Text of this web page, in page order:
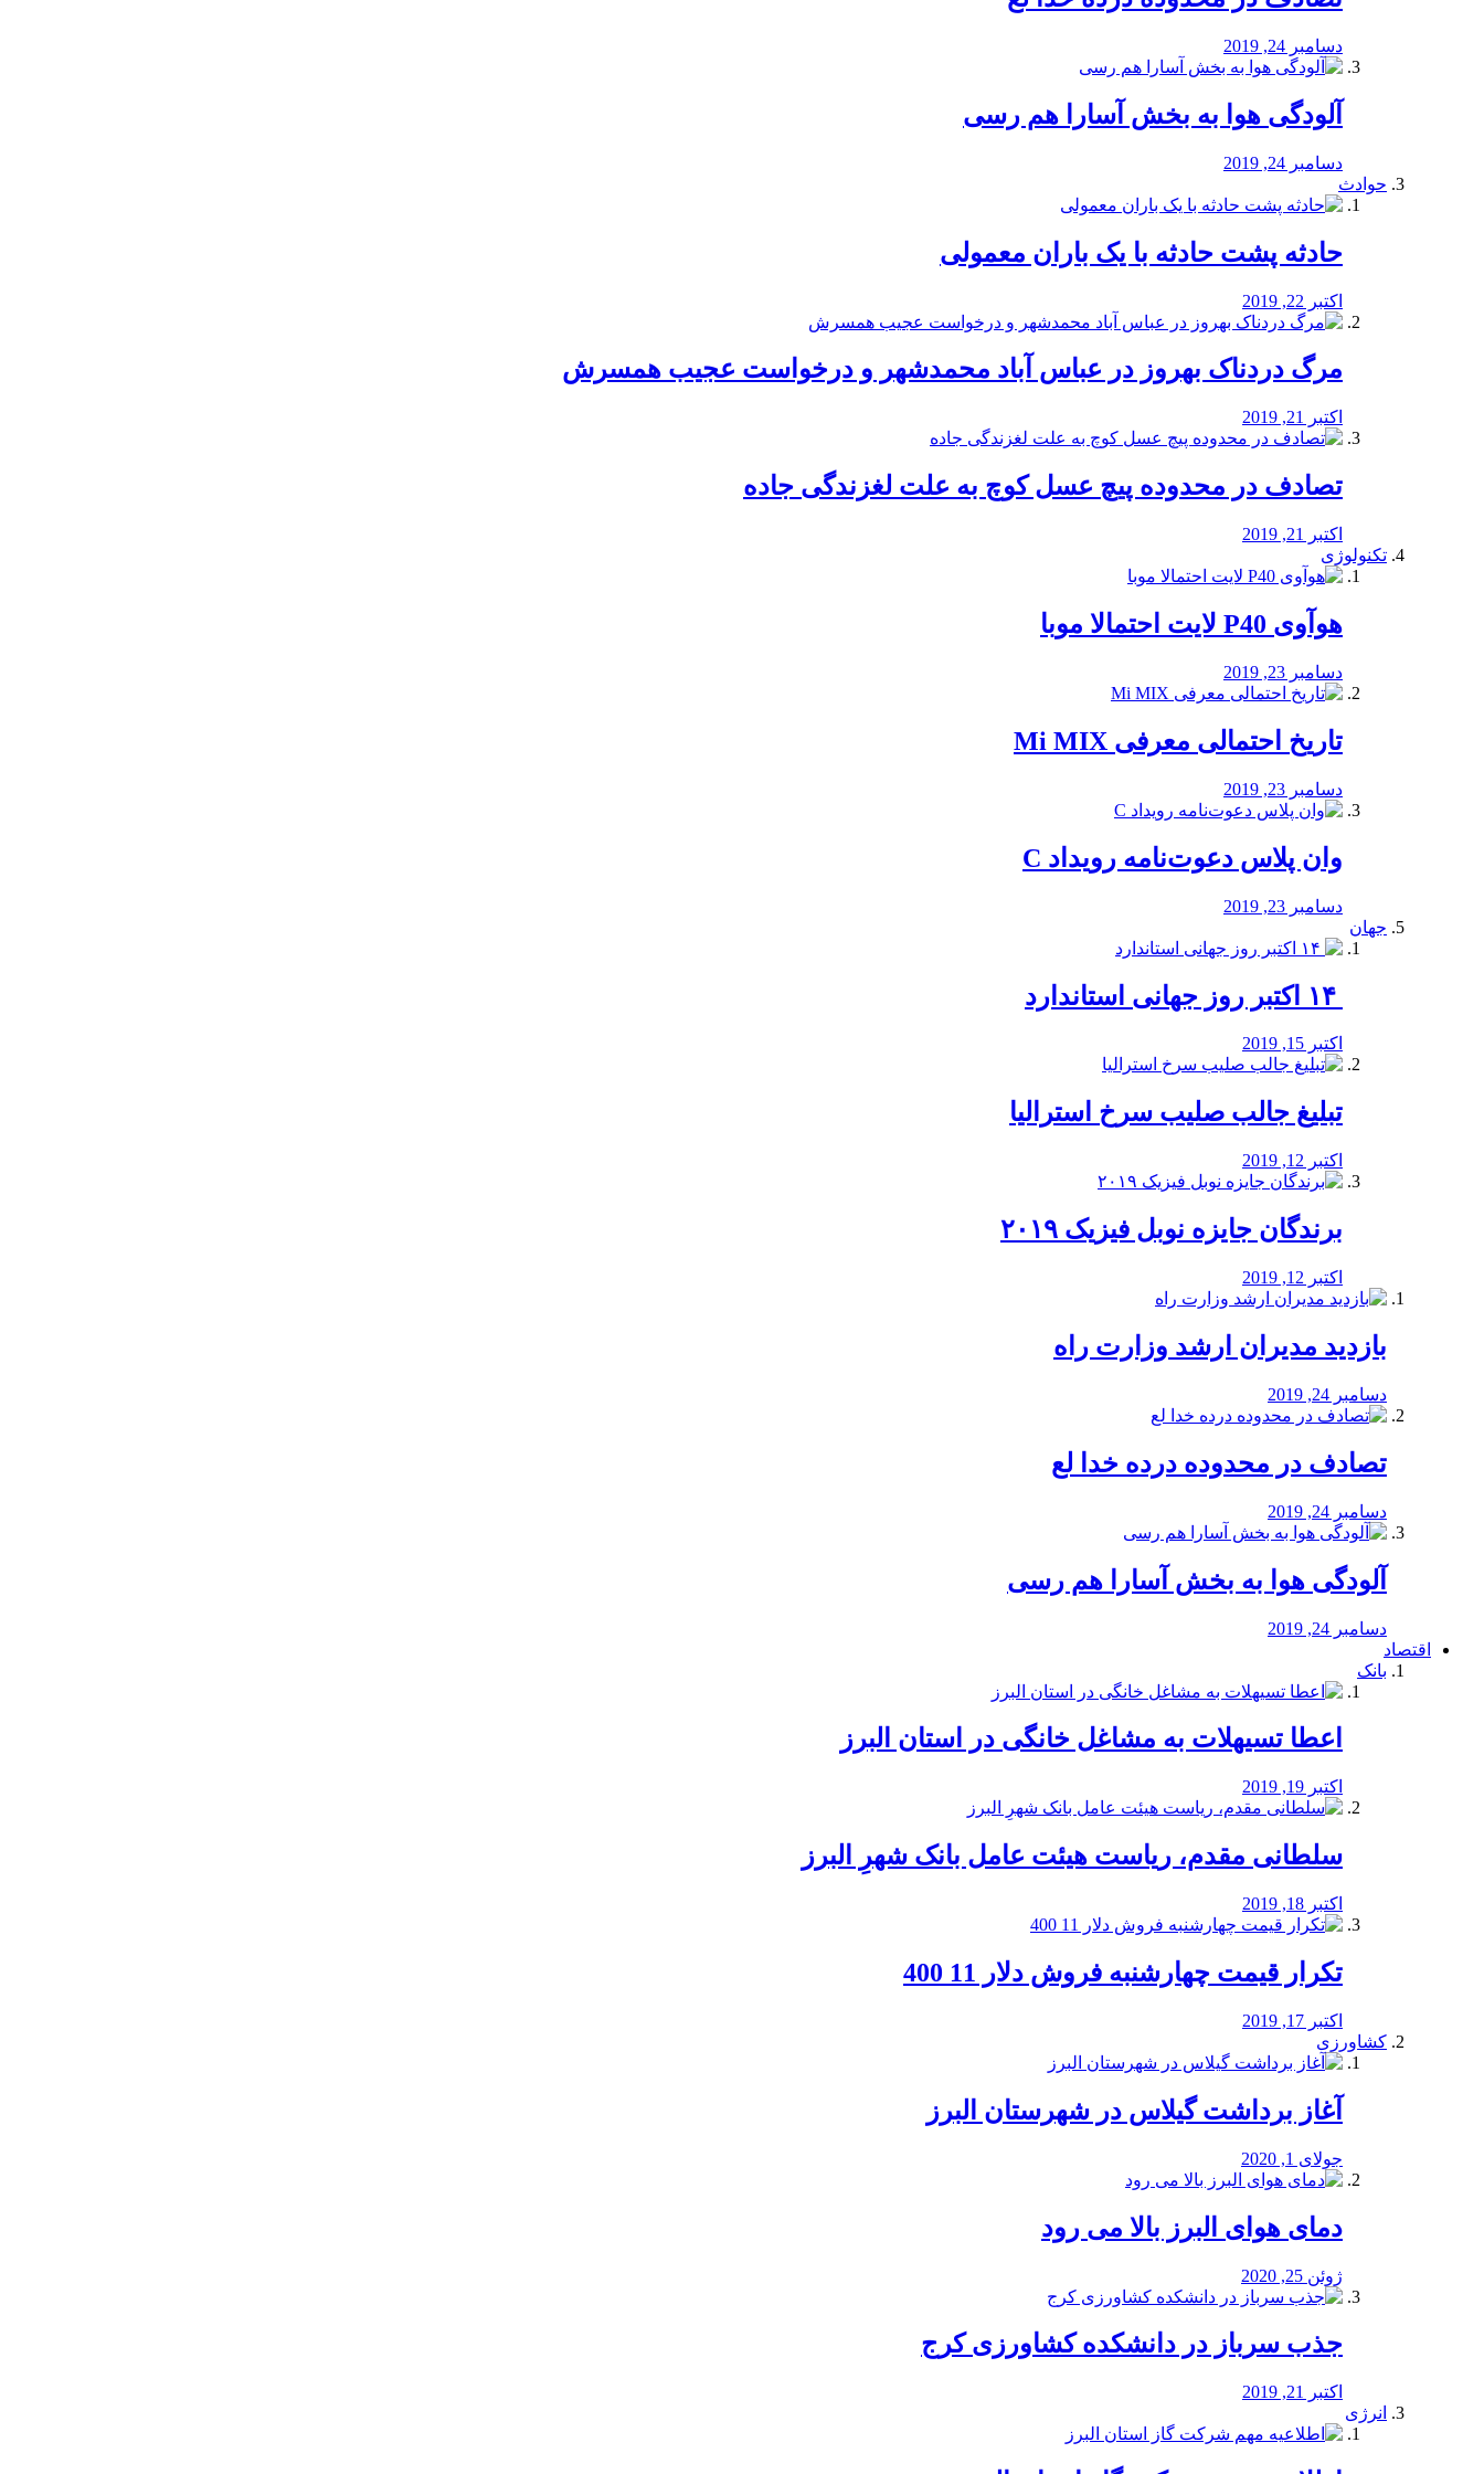
دسامبر 24, 2019
آلودگی هوا به بخش آسارا هم رسی
دسامبر 24, 2019
حوادث
️حادثه پشت حادثه با یک باران معمولی
اکتبر 22, 2019
مرگ دردناک بهروز در عباس آباد محمدشهر و درخواست عجیب همسرش
اکتبر 21, 2019
تصادف در محدوده پیچ عسل کوچ به علت لغزندگی جاده
اکتبر 21, 2019
تکنولوژی
هوآوی P40 لایت احتمالا موبا
دسامبر 23, 2019
تاریخ احتمالی معرفی Mi MIX
دسامبر 23, 2019
وان پلاس دعوت‌نامه رویداد C
دسامبر 23, 2019
جهان
اکتبر 15, 2019
تبلیغ جالب صلیب سرخ استرالیا
اکتبر 12, 2019
برندگان جایزه نوبل فیزیک ۲۰۱۹
اکتبر 12, 2019
بازدید مدیران ارشد وزارت راه
دسامبر 24, 2019
تصادف در محدوده درده خدا لع
دسامبر 24, 2019
آلودگی هوا به بخش آسارا هم رسی
دسامبر 24, 2019
اقتصاد
بانک
️اعطا تسیهلات به مشاغل خانگی در استان البرز
اکتبر 19, 2019
سلطانی مقدم، ریاست هیئت عامل بانک شهرِ البرز
اکتبر 18, 2019
تکرار قیمت چهارشنبه فروش دلار 11 400
اکتبر 17, 2019
کشاورزی
آغاز برداشت گیلاس در شهرستان البرز
جولای 1, 2020
دمای هوای البرز بالا می رود
ژوئن 25, 2020
جذب سرباز در دانشکده کشاورزی کرج
اکتبر 21, 2019
انرژی